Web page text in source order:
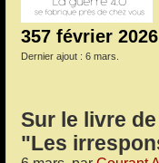
357 février 2026
Dernier ajout : 6 mars.
Sur le livre
"Les